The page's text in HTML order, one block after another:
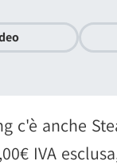
c'è anche
IVA